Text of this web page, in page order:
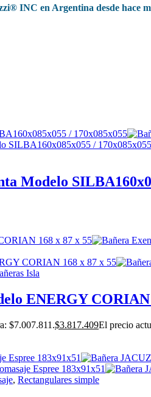
INC en Argentina desde hace
Modelo
Isla
ENERGY CORIAN
$7.007.811.$3.817.409El precio
, Rectangulares simple